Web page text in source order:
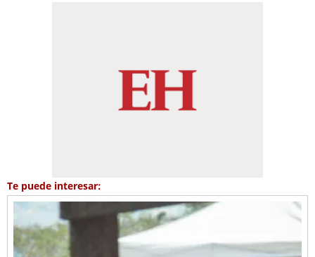
Te puede interesar: